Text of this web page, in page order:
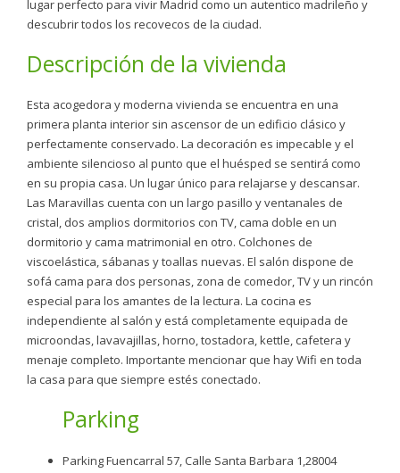
lugar perfecto para vivir Madrid como un autentico madrileño y
descubrir todos los recovecos de la ciudad.
Descripción de la vivienda
Esta acogedora y moderna vivienda se encuentra en una
primera planta interior sin ascensor de un edificio clásico y
perfectamente conservado. La decoración es impecable y el
ambiente silencioso al punto que el huésped se sentirá como
en su propia casa. Un lugar único para relajarse y descansar.
Las Maravillas cuenta con un largo pasillo y ventanales de
cristal, dos amplios dormitorios con TV, cama doble en un
dormitorio y cama matrimonial en otro. Colchones de
viscoelástica, sábanas y toallas nuevas. El salón dispone de
sofá cama para dos personas, zona de comedor, TV y un rincón
especial para los amantes de la lectura. La cocina es
independiente al salón y está completamente equipada de
microondas, lavavajillas, horno, tostadora, kettle, cafetera y
menaje completo. Importante mencionar que hay Wifi en toda
la casa para que siempre estés conectado.
Parking
Parking Fuencarral 57, Calle Santa Barbara 1,28004